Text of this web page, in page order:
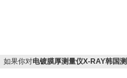
如果你对电镀膜厚测量仪X-RAY韩国